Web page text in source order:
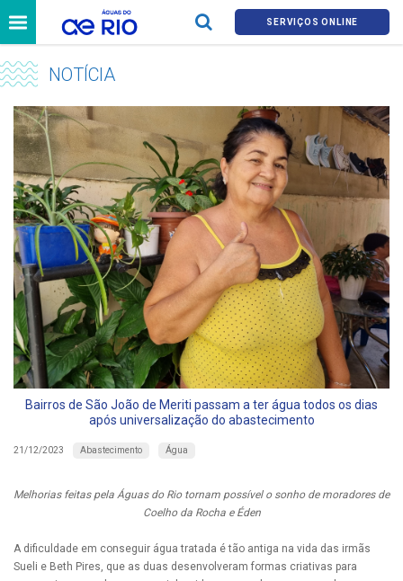
SERVIÇOS ONLINE
NOTÍCIA
Bairros de São João de Meriti passam a ter água todos os dias
após universalização do abastecimento
21/12/2023 Abastecimento Água
Melhorias feitas pela Águas do Rio tornam possível o sonho de moradores de
Coelho da Rocha e Éden
A dificuldade em conseguir água tratada é tão antiga na vida das irmãs
Sueli e Beth Pires, que as duas desenvolveram formas criativas para